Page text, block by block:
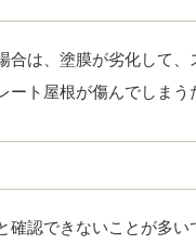
は、塗膜が劣化して
ト屋根が傷んでしまう
認できないことが多い